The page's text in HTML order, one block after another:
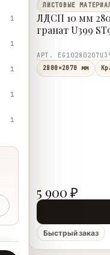
1
1
1
1
1
ЛИСТОВЫЕ
ЛДСП 10 мм
гранат U399
АРТ.
2800×2070 мм
5 900 ₽
Быстрый заказ